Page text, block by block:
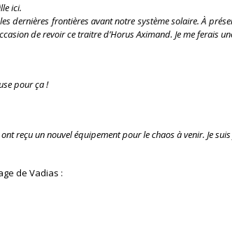
ici.
dernières frontières avant notre système solaire. À
de revoir ce traitre d’Horus Aximand. Je me ferais
pour ça !
reçu un nouvel équipement pour le chaos à venir. Je
de Vadias :